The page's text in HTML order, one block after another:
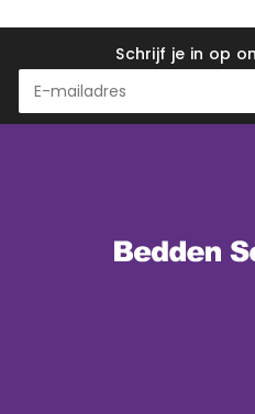
Schrijf je in op